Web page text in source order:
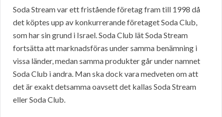
Soda Stream var ett fristående företag fram till 1998 då
det köptes upp av konkurrerande företaget Soda Club,
som har sin grund i Israel. Soda Club lät Soda Stream
fortsätta att marknadsföras under samma benämning i
vissa länder, medan samma produkter går under namnet
Soda Club i andra. Man ska dock vara medveten om att
det är exakt detsamma oavsett det kallas Soda Stream
eller Soda Club.